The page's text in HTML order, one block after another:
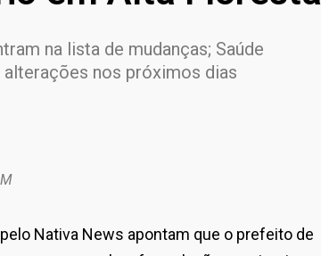
na lista de mudanças; Saúde
nos próximos dias
Nativa News apontam que o prefeito de